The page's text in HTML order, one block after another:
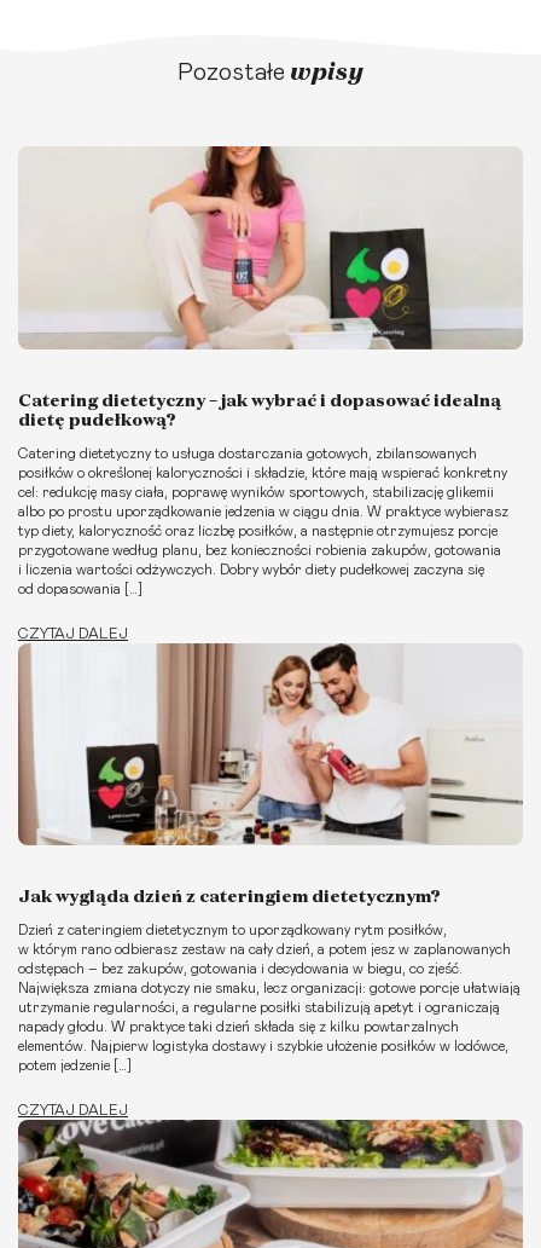
Pozostałe wpisy
Catering dietetyczny – jak wybrać i dopasować idealną
dietę pudełkową?
Catering dietetyczny to usługa dostarczania gotowych, zbilansowanych
posiłków o określonej kaloryczności i składzie, które mają wspierać konkretny
cel: redukcję masy ciała, poprawę wyników sportowych, stabilizację glikemii
albo po prostu uporządkowanie jedzenia w ciągu dnia. W praktyce wybierasz
typ diety, kaloryczność oraz liczbę posiłków, a następnie otrzymujesz porcje
przygotowane według planu, bez konieczności robienia zakupów, gotowania
i liczenia wartości odżywczych. Dobry wybór diety pudełkowej zaczyna się
od dopasowania […]
CZYTAJ DALEJ
Jak wygląda dzień z cateringiem dietetycznym?
Dzień z cateringiem dietetycznym to uporządkowany rytm posiłków,
w którym rano odbierasz zestaw na cały dzień, a potem jesz w zaplanowanych
odstępach – bez zakupów, gotowania i decydowania w biegu, co zjeść.
Największa zmiana dotyczy nie smaku, lecz organizacji: gotowe porcje ułatwiają
utrzymanie regularności, a regularne posiłki stabilizują apetyt i ograniczają
napady głodu. W praktyce taki dzień składa się z kilku powtarzalnych
elementów. Najpierw logistyka dostawy i szybkie ułożenie posiłków w lodówce,
potem jedzenie […]
CZYTAJ DALEJ